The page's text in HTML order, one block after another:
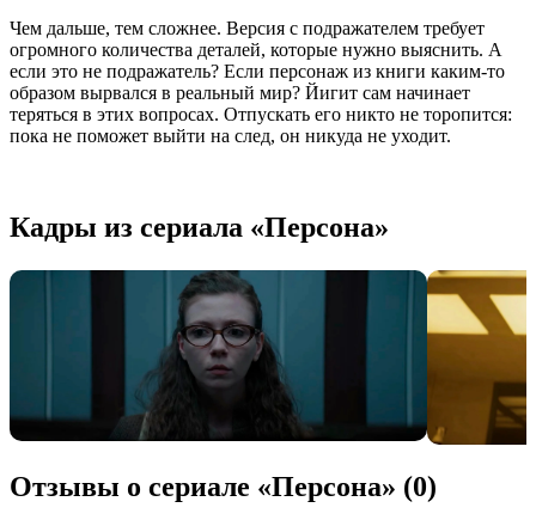
Чем дальше, тем сложнее. Версия с подражателем требует
огромного количества деталей, которые нужно выяснить. А
если это не подражатель? Если персонаж из книги каким-то
образом вырвался в реальный мир? Йигит сам начинает
теряться в этих вопросах. Отпускать его никто не торопится:
пока не поможет выйти на след, он никуда не уходит.
Кадры из сериала «Персона»
Отзывы о сериале «Персона» (0)